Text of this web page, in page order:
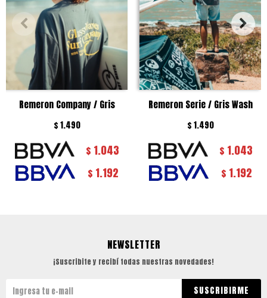
Remeron Company / Gris
$1.490
$ 1.043
$ 1.192
Remeron Serie / Gris Wash
$1.490
$ 1.043
$ 1.192
NEWSLETTER
¡Suscribite y recibí todas nuestras novedades!
SUSCRIBIRME